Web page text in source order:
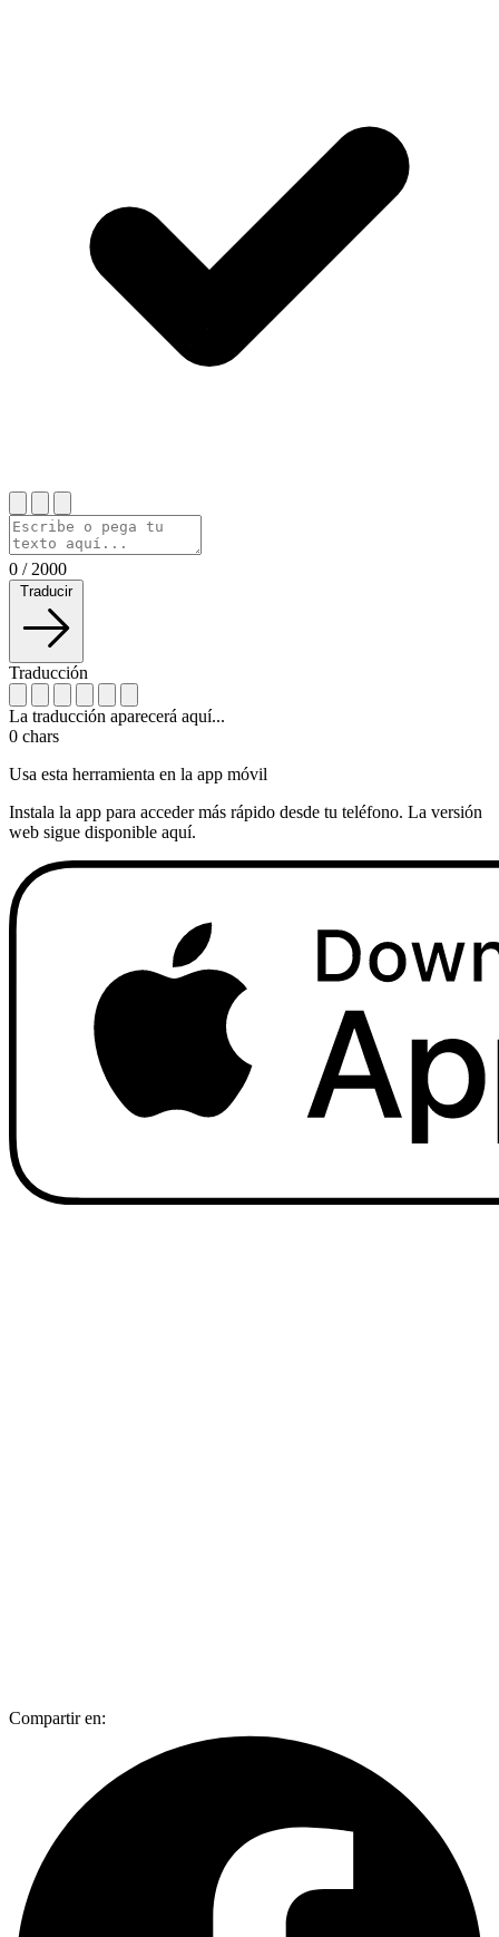
0 / 2000
Traducir
Traducción
La traducción aparecerá aquí...
0 chars
Usa esta herramienta en la app móvil
Instala la app para acceder más rápido desde tu teléfono. La versión
web sigue disponible aquí.
Compartir en: